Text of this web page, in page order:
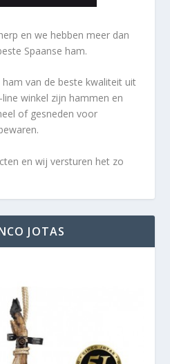
en we hebben meer dan
Spaanse ham.
van de beste kwaliteit uit
winkel zijn hammen en
of gesneden voor
en wij versturen het zo
JOTAS